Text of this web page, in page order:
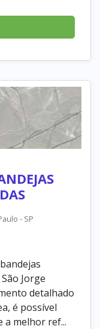
- SP
Jorge
detalhado
é possível
melhor ref...